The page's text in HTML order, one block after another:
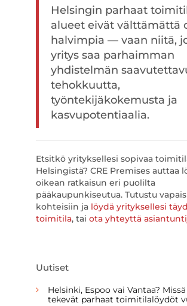
Helsingin parhaat
alueet eivät välttämättä
halvimpia — vaan niitä,
yritys saa parhaimman
yhdistelmän
tehokkuutta,
työntekijäkokemusta ja
kasvupotentiaalia.
Etsitkö yrityksellesi sopivaa
Helsingistä? CRE Premises auttaa
oikean ratkaisun eri puolilta
pääkaupunkiseutua. Tutustu
kohteisiin jalöydä yrityksellesi
toimitila, tai ota yhteyttä
Uutiset
Helsinki, Espoo vai Vantaa?
tekevät parhaat toimitilalöydöt